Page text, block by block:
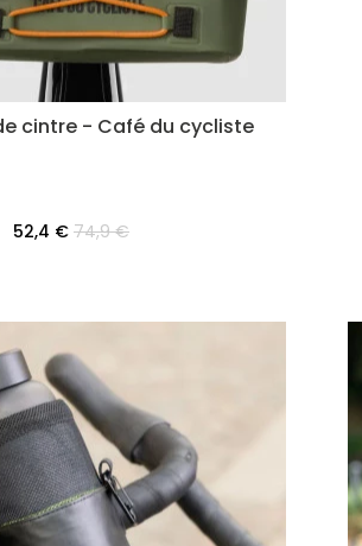
cintre - Café du cycliste
52,4 € 74,9 €